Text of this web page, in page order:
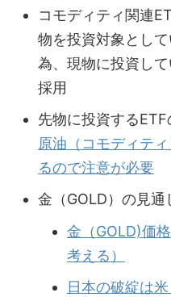
コモディティ関連
物を投資対象とし
為、現物に投資し
採用
先物に投資するETF
原油（コモディテ
るので注意が必要
金（GOLD）の見通
金（GOLD)価
考える）
日本の破綻は